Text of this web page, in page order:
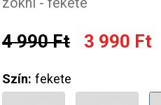
4 990 Ft 3 990 Ft
Szín: fekete